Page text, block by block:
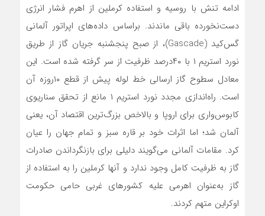
ادامه تنش با روسیه و استفاده کرملین از اهرم فشار انرژی
دست‌نخورده باقی‌ ماندند. بر‌اساس داده‌های اپراتور آلمانی
گس‌کید (Gascade)، از صبح پنجشنبه جریان گاز از طریق
نورد استریم ۱ با ۴۰درصد ظرفیت از سر گرفته شده است. این
معادل سطوح گاز ارسالی خط لوله پیش از قطع ۱۰روزه آن
است. راه‌اندازی مجدد نورد استریم ۱ مانع از تحقق سناریوی
کابوس‌واری برای اروپا و بالاخص بزرگ‌ترین اقتصاد آن، یعنی
آلمان شد؛ اما اثرات خود بر قاره سبز و تمام جهان را عیان
کرد. مقامات آلمانی می‌گویند دلیلی برای بازنگرداندن صادرات
گاز به ظرفیت کامل وجود ندارد و آنها کرملین را به استفاده از
گاز به‌عنوان اهرمی علیه کشورهای غربی حامی حکومت
اوکراین متهم کردند.